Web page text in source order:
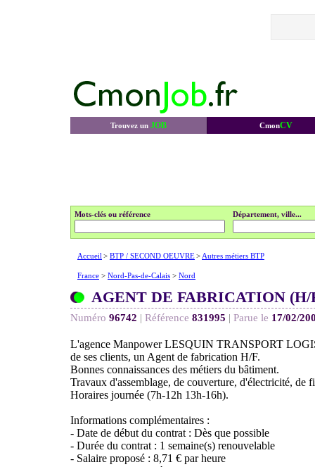
Trouvez un JOB CmonCV
Mots-clés ou référence Département, ville...
Accueil > BTP / SECOND OEUVRE> Autres métiers BTP
France > Nord-Pas-de-Calais > Nord
AGENT DE FABRICATION (H/
Numéro 96742 | Référence 831995 | Parue le 17/02/
L'agence Manpower LESQUIN TRANSPORT
de ses clients, un Agent de fabrication H/F.
Bonnes connaissances des métiers du bâtiment.
Travaux d'assemblage, de couverture, d'électricité, de
Horaires journée (7h-12h 13h-16h).
Informations complémentaires :
- Date de début du contrat : Dès que possible
- Durée du contrat : 1 semaine(s) renouvelable
- Salaire proposé : 8,71 € par heure